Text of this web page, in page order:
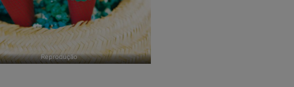
Reprodução